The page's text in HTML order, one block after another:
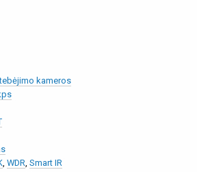
kameros
, WDR, Smart IR